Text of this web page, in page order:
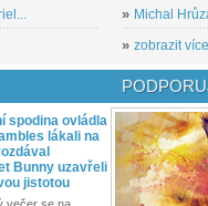
» Michal
» zobrazit
spodina ovládla
lákali na
Bunny uzavřeli
jistotou